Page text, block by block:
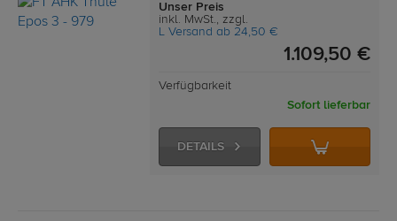
Unser Preis
inkl. MwSt., zzgl.
L Versand ab 24,50 €
1.109,50 €
Verfügbarkeit
Sofort lieferbar
DETAILS